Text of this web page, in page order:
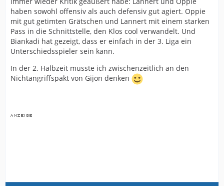
haben sowohl offensiv als auch defensiv gut agiert. Oppie
mit gut getimten Grätschen und Lannert mit einem starken
Pass in die Schnittstelle, den Klos cool verwandelt. Und
Biankadi hat gezeigt, dass er einfach in der 3. Liga ein
Unterschiedsspieler sein kann.
In der 2. Halbzeit musste ich zwischenzeitlich an den
Nichtangriffspakt von Gijon denken